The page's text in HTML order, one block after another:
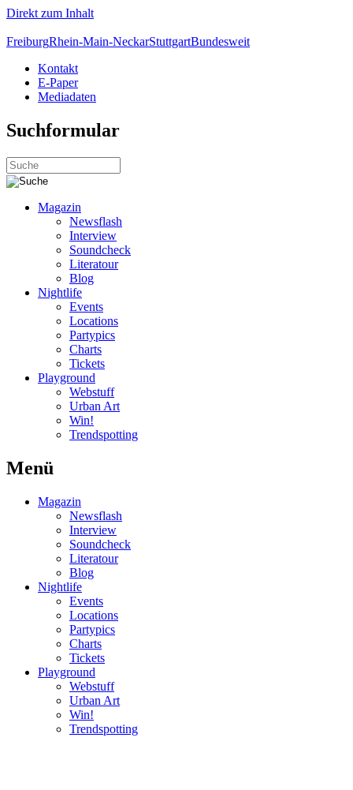
Direkt zum Inhalt
FreiburgRhein-Main-NeckarStuttgartBundesweit
Kontakt
E-Paper
Mediadaten
Suchformular
Magazin
Newsflash
Interview
Soundcheck
Literatour
Blog
Nightlife
Events
Locations
Partypics
Charts
Tickets
Playground
Webstuff
Urban Art
Win!
Trendspotting
Menü
Magazin
Newsflash
Interview
Soundcheck
Literatour
Blog
Nightlife
Events
Locations
Partypics
Charts
Tickets
Playground
Webstuff
Urban Art
Win!
Trendspotting